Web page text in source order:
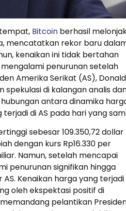
Bitcoin berhasil
mencatatkan rekor baru
kenaikan ini tidak bertahan
penurunan setelah
Amerika Serikat (AS), Donald
spekulasi di kalangan analis
antara dinamika
di AS pada hari yang
sebesar 109.350,72 dollar
dengan kurs Rp16.330 per
Namun, setelah mencapai
penurunan signifikan hingga
Kenaikan harga yang terjadi
oleh ekspektasi positif di
pelantikan